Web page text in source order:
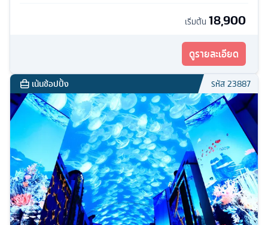
เริ่มต้น 18,900
ดูรายละเอียด
เน้นช้อปปิ้ง รหัส23887